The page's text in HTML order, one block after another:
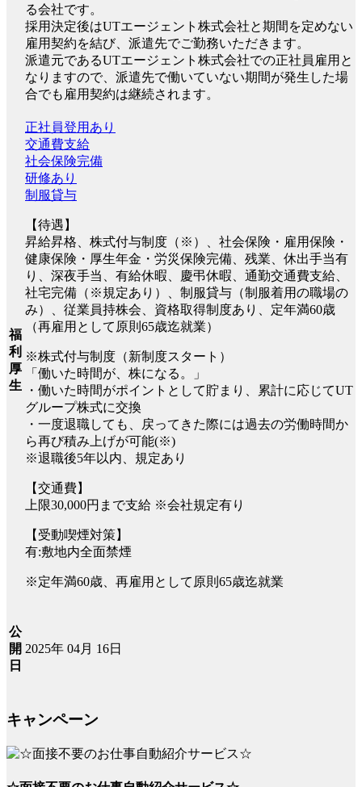
る会社です。
採用決定後はUTエージェント株式会社と期間を定めない
雇用契約を結び、派遣先でご勤務いただきます。
派遣元であるUTエージェント株式会社での正社員雇用と
なりますので、派遣先で働いていない期間が発生した場
合でも雇用契約は継続されます。
福
利
厚
生
正社員登用あり
交通費支給
社会保険完備
研修あり
制服貸与
【待遇】
昇給昇格、株式付与制度（※）、社会保険・雇用保険・
健康保険・厚生年金・労災保険完備、残業、休出手当有
り、深夜手当、有給休暇、慶弔休暇、通勤交通費支給、
社宅完備（※規定あり）、制服貸与（制服着用の職場の
み）、従業員持株会、資格取得制度あり、定年満60歳
（再雇用として原則65歳迄就業）
※株式付与制度（新制度スタート）
「働いた時間が、株になる。」
・働いた時間がポイントとして貯まり、累計に応じてUT
グループ株式に交換
・一度退職しても、戻ってきた際には過去の労働時間か
ら再び積み上げが可能(※)
※退職後5年以内、規定あり
【交通費】
上限30,000円まで支給 ※会社規定有り
【受動喫煙対策】
有:敷地内全面禁煙
※定年満60歳、再雇用として原則65歳迄就業
公
開
日
2025年 04月 16日
キャンペーン